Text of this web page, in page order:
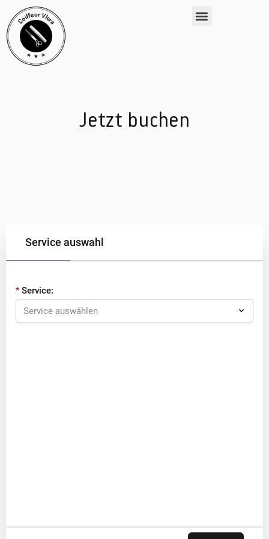
Jetzt buchen
Service auswahl
Service: